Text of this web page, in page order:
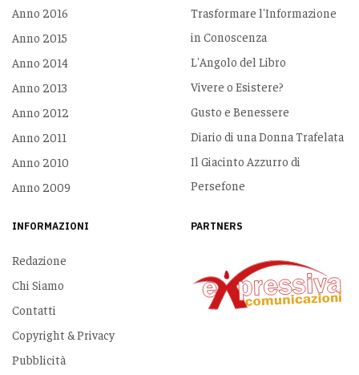
Anno 2016
Anno 2015
Anno 2014
Anno 2013
Anno 2012
Anno 2011
Anno 2010
Anno 2009
Trasformare l'Informazione
in Conoscenza
L'Angolo del Libro
Vivere o Esistere?
Gusto e Benessere
Diario di una Donna Trafelata
Il Giacinto Azzurro di
Persefone
INFORMAZIONI
Redazione
Chi Siamo
Contatti
Copyright & Privacy
Pubblicità
PARTNERS